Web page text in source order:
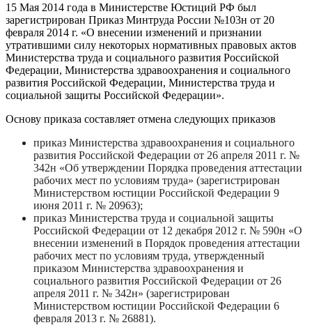
15 Мая 2014 года в Министерстве Юстиций РФ был
зарегистрирован Приказ Минтруда России №103н от 20
февраля 2014 г. «О внесении изменений и признании
утратившими силу некоторых нормативных правовых актов
Министерства труда и социального развития Российской
Федерации, Министерства здравоохранения и социального
развития Российской Федерации, Министерства труда и
социальной защиты Российской Федерации».
Основу приказа составляет отмена следующих приказов
приказ Министерства здравоохранения и социального
развития Российской Федерации от 26 апреля 2011 г. №
342н «Об утверждении Порядка проведения аттестации
рабочих мест по условиям труда» (зарегистрирован
Министерством юстиции Российской Федерации 9
июня 2011 г. № 20963);
приказ Министерства труда и социальной защиты
Российской Федерации от 12 декабря 2012 г. № 590н «О
внесении изменений в Порядок проведения аттестации
рабочих мест по условиям труда, утвержденный
приказом Министерства здравоохранения и
социального развития Российской Федерации от 26
апреля 2011 г. № 342н» (зарегистрирован
Министерством юстиции Российской Федерации 6
февраля 2013 г. № 26881).